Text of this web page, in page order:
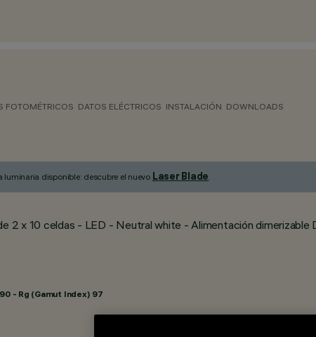
FOTOMÉTRICOS DATOS ELÉCTRICOS INSTALACIÓN DOWNLOADS
disponible: descubre el nuevo Laser Blade.
2 x 10 celdas - LED - Neutral white - Alimentación dimerizable
- Rg (Gamut Index) 97